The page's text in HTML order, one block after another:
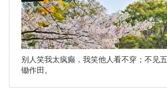
别人笑我太疯癫，我笑他人看不穿；不见
锄作田。